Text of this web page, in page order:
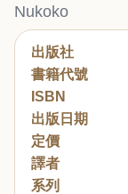
Nukoko
出版社
書籍代號
ISBN
出版日期
定價
譯者
系列